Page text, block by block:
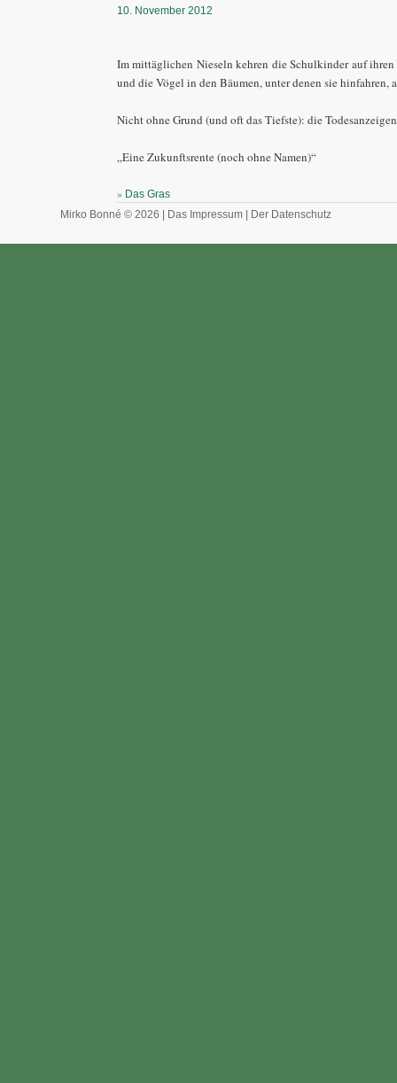
10. November 2012
Im mittäglichen Nieseln kehren die Schulkinder auf
und die Vögel in den Bäumen, unter denen sie hinfahren,
Nicht ohne Grund (und oft das Tiefste): die
„Eine Zukunftsrente (noch ohne Namen)“
» Das Gras
Mirko Bonné © 2026 |
Das Impressum Der Datenschutz